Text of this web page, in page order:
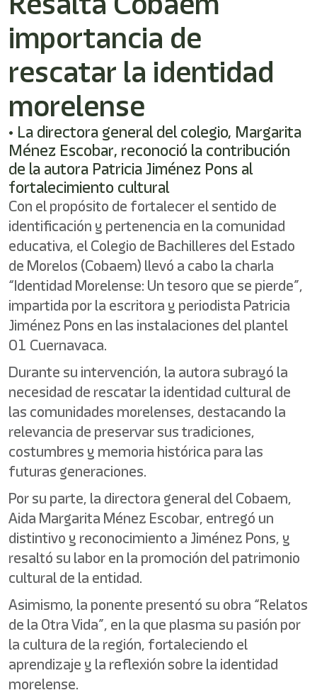
Este
acceso
lector
de
pantalla
para
ayudarle
navegar
interactuar
con
contenido.
importancia de
rescatar la identidad
morelense
• ⁠La directora general del colegio, Margarita
Ménez Escobar, reconoció la contribución
de la autora Patricia Jiménez Pons al
fortalecimiento cultural
Con el propósito de fortalecer el sentido de
identificación y pertenencia en la comunidad
educativa, el Colegio de Bachilleres del Estado
de Morelos (Cobaem) llevó a cabo la charla
“Identidad Morelense: Un tesoro que se pierde”,
impartida por la escritora y periodista Patricia
Jiménez Pons en las instalaciones del plantel
01 Cuernavaca.
Durante su intervención, la autora subrayó la
necesidad de rescatar la identidad cultural de
las comunidades morelenses, destacando la
relevancia de preservar sus tradiciones,
costumbres y memoria histórica para las
futuras generaciones.
Por su parte, la directora general del Cobaem,
Aida Margarita Ménez Escobar, entregó un
distintivo y reconocimiento a Jiménez Pons, y
resaltó su labor en la promoción del patrimonio
cultural de la entidad.
Asimismo, la ponente presentó su obra “Relatos
de la Otra Vida”, en la que plasma su pasión por
la cultura de la región, fortaleciendo el
aprendizaje y la reflexión sobre la identidad
morelense.